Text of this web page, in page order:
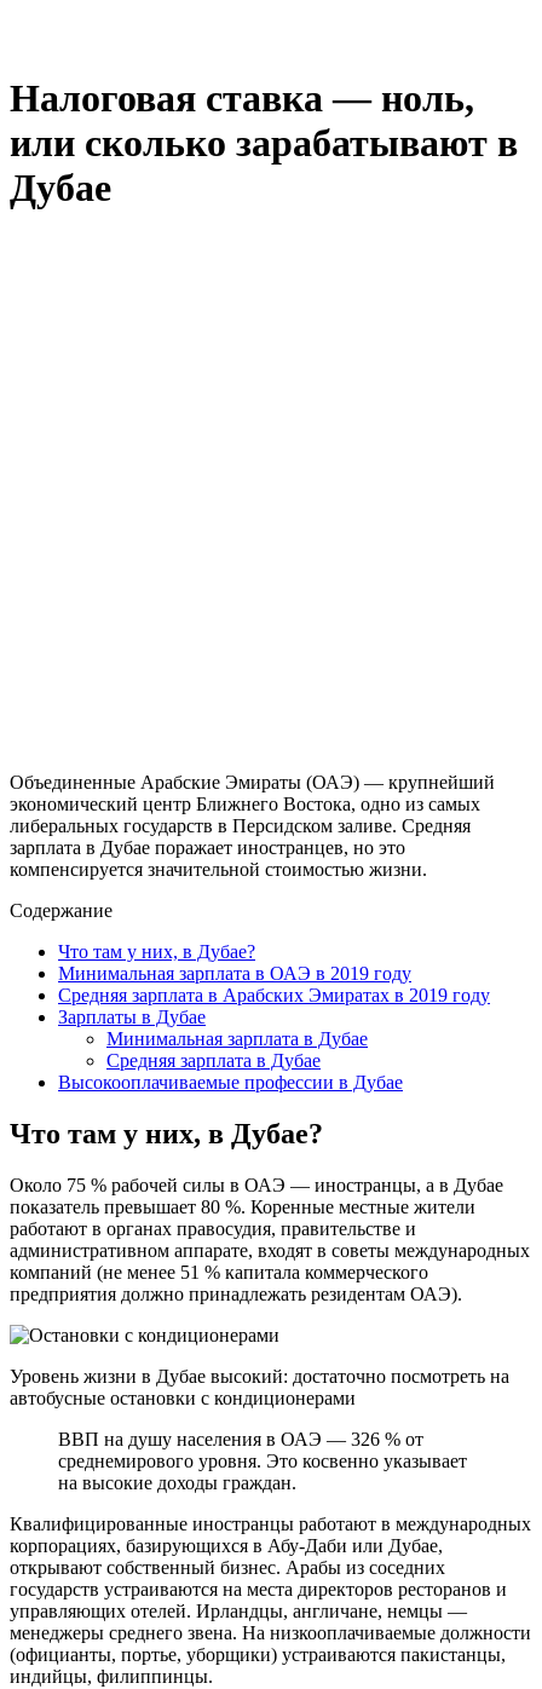
Налоговая ставка — ноль,
или сколько зарабатывают в
Дубае
Объединенные Арабские Эмираты (ОАЭ) — крупнейший
экономический центр Ближнего Востока, одно из самых
либеральных государств в Персидском заливе. Средняя
зарплата в Дубае поражает иностранцев, но это
компенсируется значительной стоимостью жизни.
Содержание
Что там у них, в Дубае?
Минимальная зарплата в ОАЭ в 2019 году
Средняя зарплата в Арабских Эмиратах в 2019 году
Зарплаты в Дубае
Минимальная зарплата в Дубае
Средняя зарплата в Дубае
Высокооплачиваемые профессии в Дубае
Что там у них, в Дубае?
Около 75 % рабочей силы в ОАЭ — иностранцы, а в Дубае
показатель превышает 80 %. Коренные местные жители
работают в органах правосудия, правительстве и
административном аппарате, входят в советы международных
компаний (не менее 51 % капитала коммерческого
предприятия должно принадлежать резидентам ОАЭ).
Уровень жизни в Дубае высокий: достаточно посмотреть на
автобусные остановки с кондиционерами
ВВП на душу населения в ОАЭ — 326 % от
среднемирового уровня. Это косвенно указывает
на высокие доходы граждан.
Квалифицированные иностранцы работают в международных
корпорациях, базирующихся в Абу-Даби или Дубае,
открывают собственный бизнес. Арабы из соседних
государств устраиваются на места директоров ресторанов и
управляющих отелей. Ирландцы, англичане, немцы —
менеджеры среднего звена. На низкооплачиваемые должности
(официанты, портье, уборщики) устраиваются пакистанцы,
индийцы, филиппинцы.